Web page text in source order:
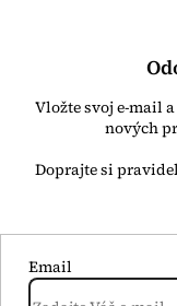
Vložte svoj e-mail
nových
Email